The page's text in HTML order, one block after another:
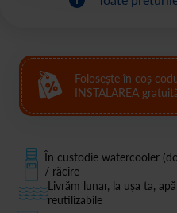
Folosește în coș
INSTALAREA
În custodie watercooler
/ răcire
Livrăm lunar, la ușa ta,
reutilizabile